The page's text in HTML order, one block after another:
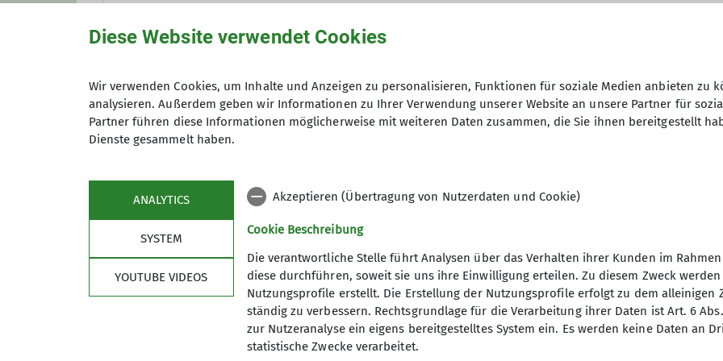
Maximale Teilnehmeranzahl 9
wichtige Infos Partner
Diese Website verwendet Cookies
Wir verwenden Cookies, um Inhalte und Anzeigen zu personalisieren, Funktionen für soziale Medien anbieten zu
analysieren. Außerdem geben wir Informationen zu Ihrer Verwendung unserer Website an unsere Partner für
Partner führen diese Informationen möglicherweise mit weiteren Daten zusammen, die Sie ihnen bereitgestellt
Dienste gesammelt haben.
ANALYTICS
SYSTEM
YOUTUBE VIDEOS
Akzeptieren (Übertragung von Nutzerdaten und Cookie)
Cookie Beschreibung
Die verantwortliche Stelle führt Analysen über das Verhalten ihrer Kunden im
diese durchführen, soweit sie uns ihre Einwilligung erteilen. Zu diesem Zweck
Nutzungsprofile erstellt. Die Erstellung der Nutzungsprofile erfolgt zu dem alleinigen
ständig zu verbessern. Rechtsgrundlage für die Verarbeitung ihrer Daten ist Art. 6
zur Nutzeranalyse ein eigens bereitgestelltes System ein. Es werden keine Daten an
statistische Zwecke verarbeitet.